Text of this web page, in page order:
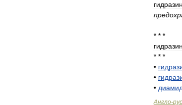
гидразин
* * *
гидразин
* * *
•
•
• диамид
Англо-